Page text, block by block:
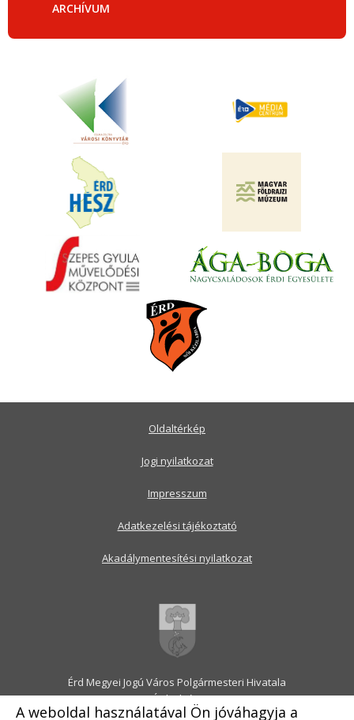
A weboldal használatával Ön jóváhagyja a
ARCHÍVUM
Érd Megyei Jogú Város Polgármesteri Hivatala
2030 Érd, Alsó utca 1.
Levélcím: 2031 Érd, Pf.: 31
Oldaltérkép
Jogi nyilatkozat
Impresszum
Adatkezelési tájékoztató
Akadálymentesítési nyilatkozat